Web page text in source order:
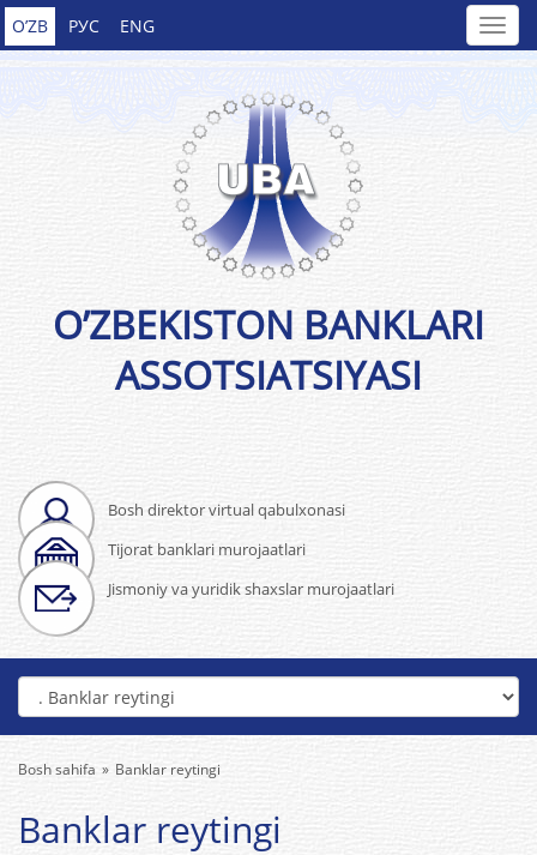
O’ZB РУС ENG
Bosh direktor virtual qabulxonasi
Tijorat banklari murojaatlari
Jismoniy va yuridik shaxslar murojaatlari
O’ZBEKISTON BANKLARI
ASSOTSIATSIYASI
Bosh sahifa Banklar reytingi
Banklar reytingi